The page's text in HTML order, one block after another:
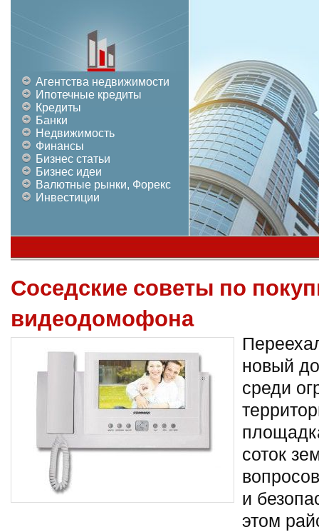
Агентства недвижимости
Ипотечные кредиты
Кредиты
Банки
Недвижимость
Финансы
Бизнес статьи
Бизнес идеи
Валютные рынки, Форекс
Инвестиции
Соседские советы по
видеодомофона
новый
среди
соток
и
этом